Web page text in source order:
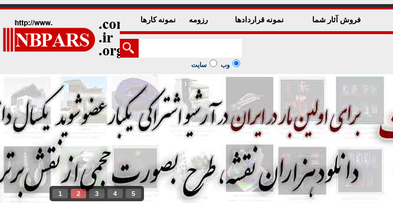
فروش آثار شما نمونه قراردادها رزومه نمونه کارها
وب سایت
1 2 3 4 5